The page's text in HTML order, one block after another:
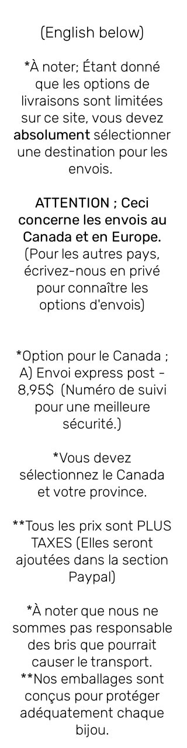
(English below)
*À noter; Étant donné
que les options de
livraisons sont limitées
sur ce site, vous devez
absolument sélectionner
une destination pour les
envois.
ATTENTION ; Ceci
concerne les envois au
Canada et en Europe.
(Pour les autres pays,
écrivez-nous en privé
pour connaître les
options d'envois)
*Option pour le Canada ;
A) Envoi express post -
8,95$ (Numéro de suivi
pour une meilleure
sécurité.)
*Vous devez
sélectionnez le Canada
et votre province.
**Tous les prix sont PLUS
TAXES (Elles seront
ajoutées dans la section
Paypal)
*À noter que nous ne
sommes pas responsable
des bris que pourrait
causer le transport.
**Nos emballages sont
conçus pour protéger
adéquatement chaque
bijou.